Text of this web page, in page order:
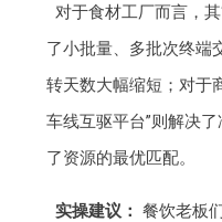
对于食材工厂而言，
了小批量、多批次终端
转天数大幅缩短；对于
车线互驱平台”则解决
了资源的最优匹配。
实操建议： 餐饮老板